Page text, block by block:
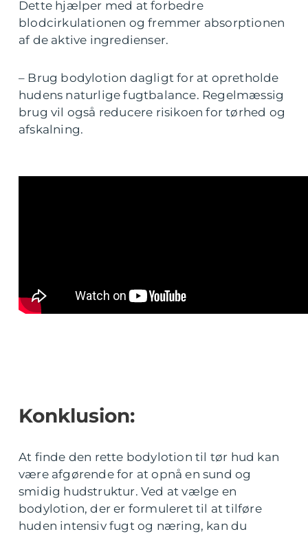
Dette hjælper med at forbedre
blodcirkulationen og fremmer absorptionen
af de aktive ingredienser.
– Brug bodylotion dagligt for at opretholde
hudens naturlige fugtbalance. Regelmæssig
brug vil også reducere risikoen for tørhed og
afskalning.
Konklusion:
At finde den rette bodylotion til tør hud kan
være afgørende for at opnå en sund og
smidig hudstruktur. Ved at vælge en
bodylotion, der er formuleret til at tilføre
huden intensiv fugt og næring, kan du